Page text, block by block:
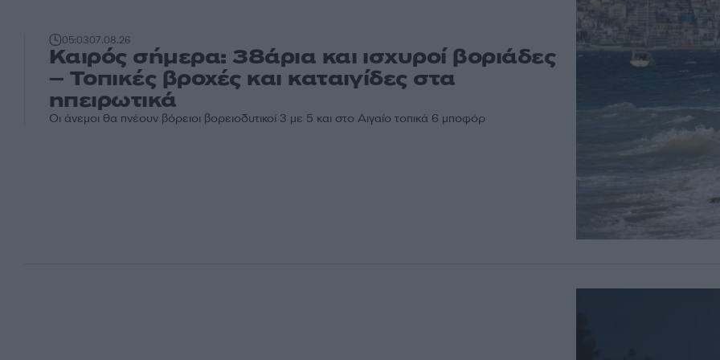
05:0307.08.26
Καιρός σήμερα: 38άρια και ισχυροί βοριάδες
– Τοπικές βροχές και καταιγίδες στα
ηπειρωτικά
Οι άνεμοι θα πνέουν βόρειοι βορειοδυτικοί 3 με 5 και στο Αιγαίο τοπικά 6 μποφόρ